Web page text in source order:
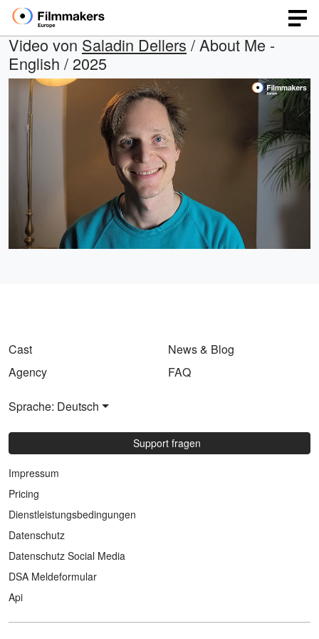
Video von Saladin Dellers / About Me -
English / 2025
Geladen:
25.42%
Open
quality
selector
Cast
Agency
News & Blog
FAQ
Sprache: Deutsch
Support fragen
Impressum
Pricing
Dienstleistungsbedingungen
Datenschutz
Datenschutz Social Media
DSA Meldeformular
Api